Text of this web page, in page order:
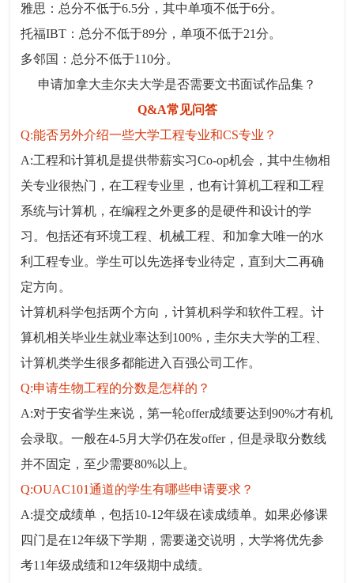
雅思：总分不低于6.5分，其中单项不低于6分。
托福IBT：总分不低于89分，单项不低于21分。
多邻国：总分不低于110分。
申请加拿大圭尔夫大学是否需要文书面试作品集？
Q&A常见问答
Q:能否另外介绍一些大学工程专业和CS专业？
A:工程和计算机是提供带薪实习Co-op机会，其中生物相
关专业很热门，在工程专业里，也有计算机工程和工程
系统与计算机，在编程之外更多的是硬件和设计的学
习。包括还有环境工程、机械工程、和加拿大唯一的水
利工程专业。学生可以先选择专业待定，直到大二再确
定方向。
计算机科学包括两个方向，计算机科学和软件工程。计
算机相关毕业生就业率达到100%，圭尔夫大学的工程、
计算机类学生很多都能进入百强公司工作。
Q:申请生物工程的分数是怎样的？
A:对于安省学生来说，第一轮offer成绩要达到90%才有机
会录取。一般在4-5月大学仍在发offer，但是录取分数线
并不固定，至少需要80%以上。
Q:OUAC101通道的学生有哪些申请要求？
A:提交成绩单，包括10-12年级在读成绩单。如果必修课
四门是在12年级下学期，需要递交说明，大学将优先参
考11年级成绩和12年级期中成绩。